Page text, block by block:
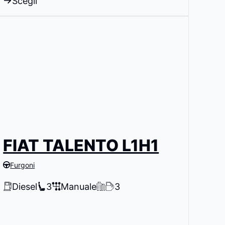
FIAT TALENTO L1H1
Furgoni
Diesel 3 Manuale 3